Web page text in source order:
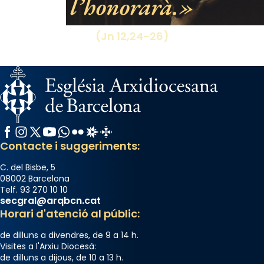
Mons. David Abadías.
📸 Dr. G. Simón
Arquebisbat de Barcelona
2 weeks ago
Memòria de les santes Juliana i
Semproniana, verges i màrtirs.
Acompanyant la història de sant Cugat, a
partir de l’Edat Mitjana sorgeix la tradició
que les santes Juliana (“relatiu a Júlia”) i
Semproniana (“relatiu a Semprònia =
eterna”) són deixebles seves. I l’any 1667, el
frare Joan Gaspar Roig, afirma en una obra
que les santes són filles de l’antiga Iluro.
l’honorarà.
(Jn 12,24-26)
Facebook
Instagram
X / Twitter
YouTube
WhatsApp
FlickrRadio Estel
Catalunya Cristiana
Contacte i suggeriments:
C. del Bisbe, 5
08002 Barcelona
Telf. 93 270 10 10
secgral@arqbcn.cat
Horari d'atenció al públic:
de dilluns a divendres, de 9 a 14 h.
Visites a l'Arxiu Diocesà:
de dilluns a dijous, de 10 a 13 h.